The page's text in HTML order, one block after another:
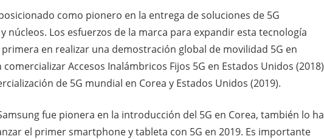
como pionero en la entrega de soluciones de 5G
núcleos. Los esfuerzos de la marca para expandir esta tecnología
en realizar una demostración global de movilidad 5G en
Accesos Inalámbricos Fijos 5G en Estados Unidos (2018)
de 5G mundial en Corea y Estados Unidos (2019).
fue pionera en la introducción del 5G en Corea, también lo ha
el primer smartphone y tableta con 5G en 2019. Es importante